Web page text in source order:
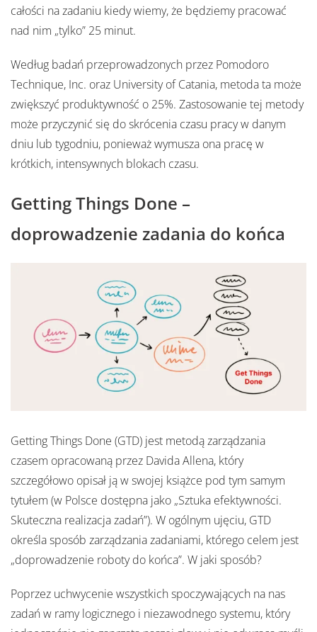
całości na zadaniu kiedy wiemy, że będziemy pracować
nad nim „tylko” 25 minut.
Według badań przeprowadzonych przez Pomodoro
Technique, Inc. oraz University of Catania, metoda ta może
zwiększyć produktywność o 25%. Zastosowanie tej metody
może przyczynić się do skrócenia czasu pracy w danym
dniu lub tygodniu, ponieważ wymusza ona pracę w
krótkich, intensywnych blokach czasu.
Getting Things Done –
doprowadzenie zadania do końca
Getting Things Done (GTD) jest metodą zarządzania
czasem opracowaną przez Davida Allena, który
szczegółowo opisał ją w swojej książce pod tym samym
tytułem (w Polsce dostępna jako „Sztuka efektywności.
Skuteczna realizacja zadań”). W ogólnym ujęciu, GTD
określa sposób zarządzania zadaniami, którego celem jest
„doprowadzenie roboty do końca”. W jaki sposób?
Poprzez uchwycenie wszystkich spoczywających na nas
zadań w ramy logicznego i niezawodnego systemu, który